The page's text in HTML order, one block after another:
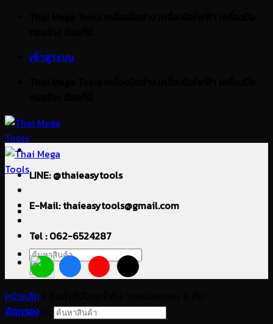
เข้าสู่ระบบ
ค้นหา:
ค้นหา:
LINE: @thaieasytools
E-Mail: thaieasytools@gmail.com
Tel : 062-6524287
หน้าหลัก
คัดกรอง